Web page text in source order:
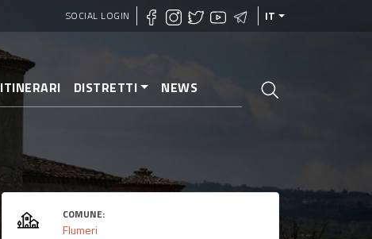
SOCIAL LOGIN IT
ITINERARI DISTRETTI NEWS
COMUNE:
Flumeri